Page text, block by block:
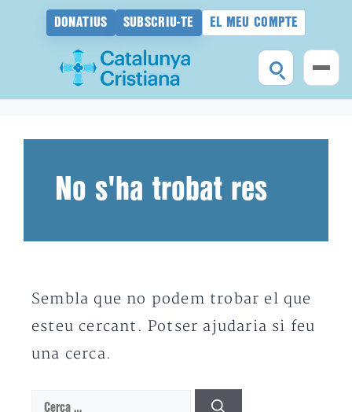
DONATIUS SUBSCRIU-TE EL MEU COMPTE
No s'ha trobat res
Sembla que no podem trobar el que
esteu cercant. Potser ajudaria si feu
una cerca.
Cerca: